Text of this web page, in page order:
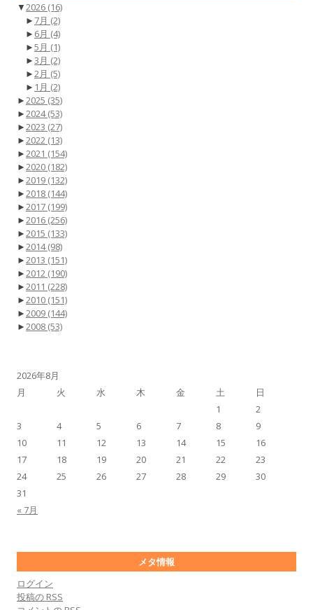
▼2026 (16)
► 7月 (2)
► 6月 (4)
►5月 (1)
►3月 (2)
►2月 (5)
► 1月 (2)
►2025 (35)
►2024(53)
►2023 (27)
►2022 (13)
►2021 (154)
►2020 (182)
►2019 (132)
►2018 (144)
►2017 (199)
►2016 (256)
►2015 (133)
►2014(98)
►2013 (151)
►2012 (190)
►2011 (228)
►2010 (151)
►2009 (144)
►2008 (53)
2026年8月
月
火 水 木 金 土 日
« 7月
1
2
3
4 5 6 7 8
9
10
11 12 13 14 15
16
17
18 19 20 21 22
23
24
25 26 27 28 29
30
31
メタ情報
ログイン
投稿の RSS